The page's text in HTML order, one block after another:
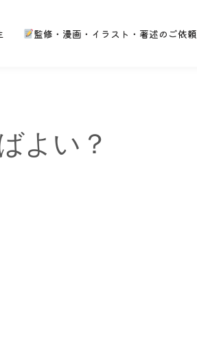
監修・漫画・イラスト・著述のご依頼
よい？